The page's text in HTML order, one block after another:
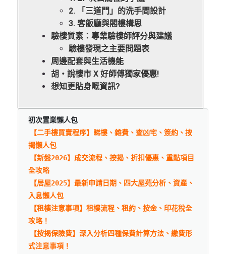
2. 「三道門」的洗手間設計
3. 客飯廳與閣樓構思
驗樓質素：專業驗樓師評分與建議
驗樓發現之主要問題表
周邊配套與生活機能
胡‧說樓市 X 好師傅獨家優惠!
想知更貼身嘅資訊?
初次置業懶人包
【二手樓買賣程序】睇樓、雜費、查凶宅、簽約、按
揭懶人包
【新盤2026】成交流程、按揭、折扣優惠、重點項目
全攻略
【居屋2025】最新申請日期、四大屋苑分析、資產、
入息懶人包
【租樓注意事項】租樓流程、租約、按金、印花稅全
攻略！
【按揭保險費】深入分析四種保費計算方法、繳費形
式注意事項！